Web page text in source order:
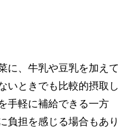
に、牛乳や豆乳を加えて
いときでも比較的摂取し
手軽に補給できる一方
負担を感じる場合もあり